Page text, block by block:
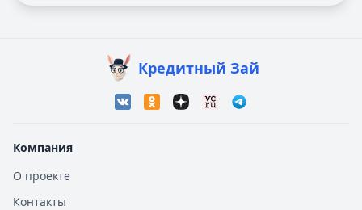
Кредитный Зай
Компания
О проекте
Контакты